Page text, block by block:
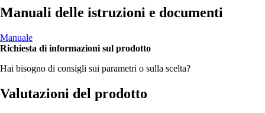
Manuali delle istruzioni e documenti
Manuale
Richiesta di informazioni sul prodotto
Hai bisogno di consigli sui parametri o sulla scelta?
Valutazioni del prodotto